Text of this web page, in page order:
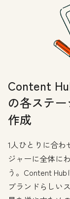
Content
の各ステ
作成
1人ひとりに合
ジャーに全体に
う。Content
ブランドらしい